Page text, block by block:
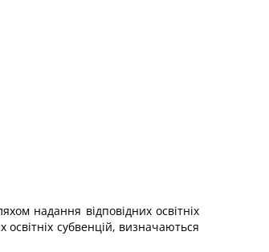
надання відповідних освітніх
субвенцій, визначаються